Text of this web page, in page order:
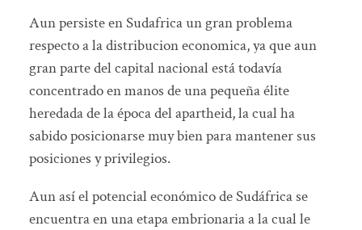
Aun persiste en Sudafrica un gran problema
respecto a la distribucion economica, ya que aun
gran parte del capital nacional está todavía
concentrado en manos de una pequeña élite
heredada de la época del apartheid, la cual ha
sabido posicionarse muy bien para mantener sus
posiciones y privilegios.
Aun así el potencial económico de Sudáfrica se
encuentra en una etapa embrionaria a la cual le